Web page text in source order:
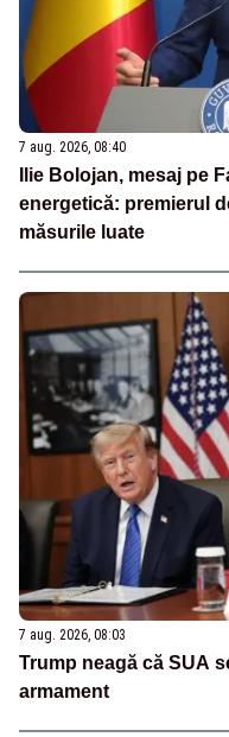
7 aug. 2026, 08:40
Ilie Bolojan, mesaj pe
energetică: premierul
măsurile luate
7 aug. 2026, 08:03
Trump neagă că SUA
armament